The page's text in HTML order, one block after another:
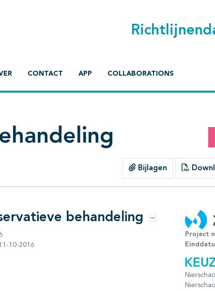
CONTACT APP COLLABORATIONS
Bijlagen
behandeling Opties
10-2016
Project